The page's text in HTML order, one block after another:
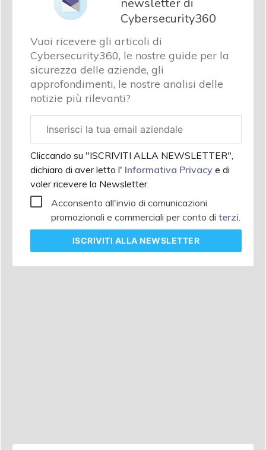
Cybersecurity360
Vuoi ricevere gli articoli di
Cybersecurity360, le nostre guide per la
sicurezza delle aziende, gli
approfondimenti, le nostre analisi delle
notizie più rilevanti?
aziendale
Cliccando su "ISCRIVITI ALLA NEWSLETTER",
dichiaro di aver letto l' Informativa Privacy e di
voler ricevere la Newsletter.
Acconsento all'invio di comunicazioni
promozionali e commerciali per conto di terzi
ISCRIVITI ALLA NEWSLETTER